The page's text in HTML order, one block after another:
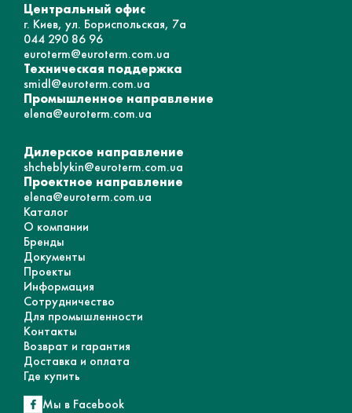
Центральный офис
г. Киев, ул. Бориспольская, 7а
044 290 86 96
euroterm@euroterm.com.ua
Техническая поддержка
smidl@euroterm.com.ua
Промышленное направление
elena@euroterm.com.ua
Дилерское направление
shcheblykin@euroterm.com.ua
Проектное направление
elena@euroterm.com.ua
Каталог
О компании
Бренды
Документы
Проекты
Информация
Сотрудничество
Для промышленности
Контакты
Возврат и гарантия
Доставка и оплата
Где купить
Мы в Facebook